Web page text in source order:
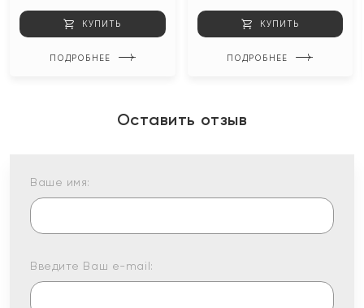
КУПИТЬ
ПОДРОБНЕЕ
КУПИТЬ
ПОДРОБНЕЕ
Оставить отзыв
Ваше имя:
Введите Ваш e-mail: